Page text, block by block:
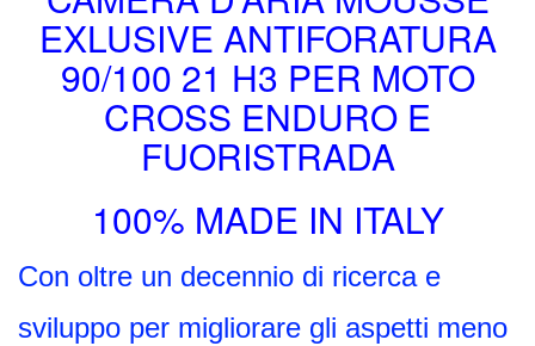
280,00€.115,00€.
EXLUSIVE ANTIFORATURA
90/100 21 H3 PER MOTO
CROSS ENDURO E
FUORISTRADA
100% MADE IN ITALY
Con oltre un decennio di ricerca e
sviluppo per migliorare gli aspetti meno